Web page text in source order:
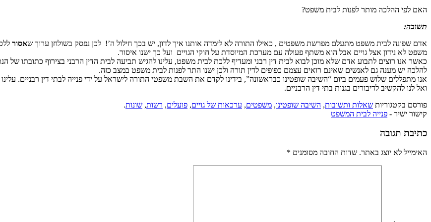
האם לפי ההלכה מותר לפנות לבית משפט?
תשובה:
אדם שפונה לבית משפט מתעלם מפרשת משפטים , כאילו התורה לא לימדה אותנו איך לדון, יש בכך חילול ה’! לכן נפסק בשולחן ערוך שאסור
משפט לא נידון אצל גויים אבל הוא משתף פעולה עם מערכת המיוסדת על חוקי הגויים ועל כך ישנו איסור.
כאשר אנו רוצים לתבוע אדם שלא מוכן לבוא לבית דין רבני ומעדיף ללכת לבית משפט, עלינו להגיש תביעה לבית הדין הרבני בצירוף כתובתו של
להלכה יש מענה גם לאנשים שאינם רואים עצמם כפופים לדין תורה ולכן ישנו התר לפנות לבית משפט במצב כזה.
אנו מתפללים שלוש פעמים ביום “השיבה שופטינו כבראשונה”, בידינו לקדם את השבת משפטי התורה לישראל על ידי פנייה לבתי דין רבניים.
ואל לנו להקשיב לדיבורים בגנות בתי דין הרבניים.
פורסם בקטגוריות שאלות ותשובות, השיבה שופטינו, משפטים, ערכאות של גויים, פועלים, רשות, שונות.
קישור ישיר - פנייה לבית המשפט
כתיבת תגובה
האימייל לא יוצג באתר. שדות החובה מסומנים *